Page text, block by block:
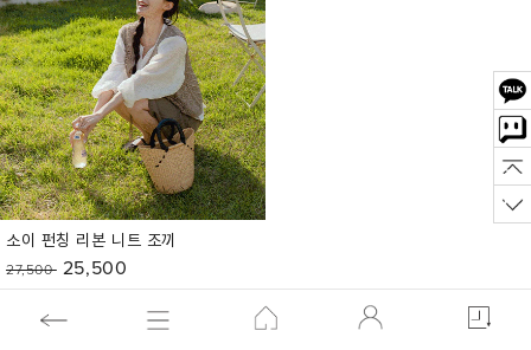
소이 펀칭 리본 니트 조끼
27,500 25,500